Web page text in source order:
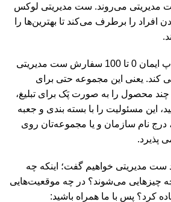
مدیریتی می‌روند. ست مدیریتی لوکس
افراد را برطرف می‌کند تا بهترین‌ها را
لازم به ذکر است که چاپ ایمان 0 تا 100 سفارش ست مدیریتی
کند. یعنی این مجموعه حتی برای
محصول را به صورت پَک برای تبلیغ،
این مسئولیت را با بسته بندی و جعبه
درج نام سازمان و یا مجموعه‌تان روی
پذیرد.
ست‌ مدیریتی خواهیم گفت؛ اینکه چه
چیزهایی می‌شوند؟ در چه موقعیت‌هایی
کرد؟ پس با ما همراه باشید: